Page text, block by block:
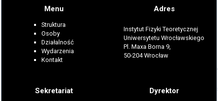
Menu
Struktura
Osoby
Działalność
Wydarzenia
Kontakt
Adres
Instytut Fizyki Teoretycznej
Uniwersytetu Wrocławskiego
Pl. Maxa Borna 9,
50-204 Wrocław
Sekretariat Dyrektor